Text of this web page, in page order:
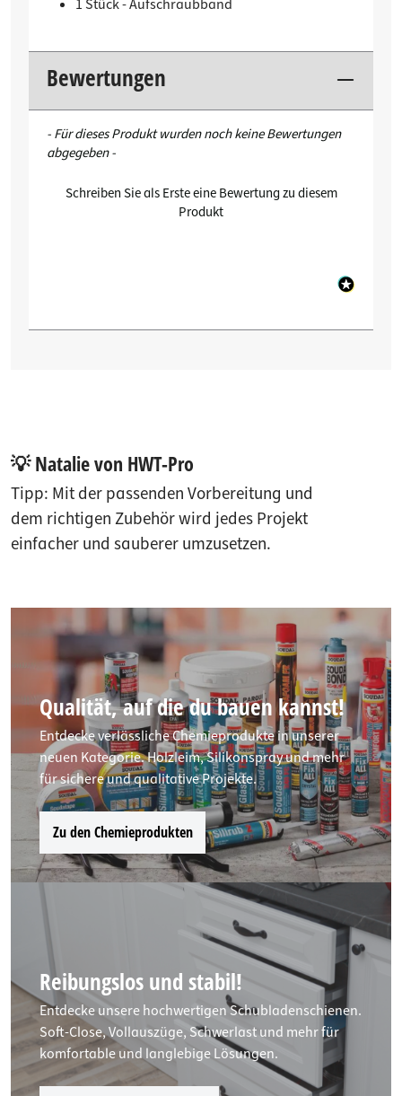
1 Stück - Aufschraubband
Bewertungen
- Für dieses Produkt wurden noch keine Bewertungen
abgegeben -
Schreiben Sie als Erste eine Bewertung zu diesem
Produkt
New content loaded
💡 Natalie von HWT-Pro
Tipp: Mit der passenden Vorbereitung und
dem richtigen Zubehör wird jedes Projekt
einfacher und sauberer umzusetzen.
Qualität, auf die du bauen kannst!
Entdecke verlässliche Chemieprodukte in unserer
neuen Kategorie. Holzleim, Silikonspray und mehr
für sichere und qualitative Projekte.
Zu den Chemieprodukten
Reibungslos und stabil!
Entdecke unsere hochwertigen Schubladenschienen.
Soft-Close, Vollauszüge, Schwerlast und mehr für
komfortable und langlebige Lösungen.